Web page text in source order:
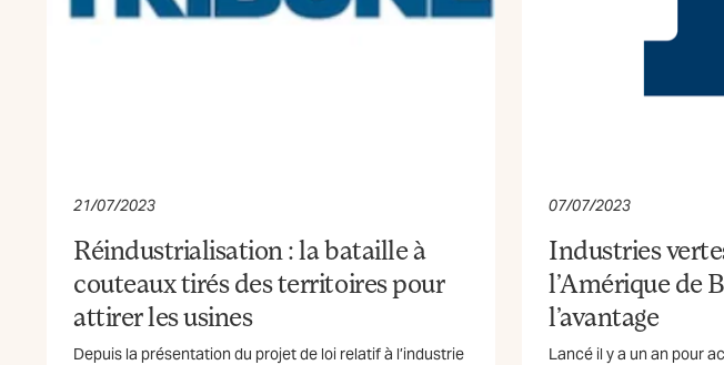
21/07/2023
Réindustrialisation : la bataille à
couteaux tirés des territoires pour
attirer les usines
Depuis la présentation du projet de loi relatif à l’industrie
07/07/2023
Industries
l’Amérique de
l’avantage
Lancé il y a un an pour